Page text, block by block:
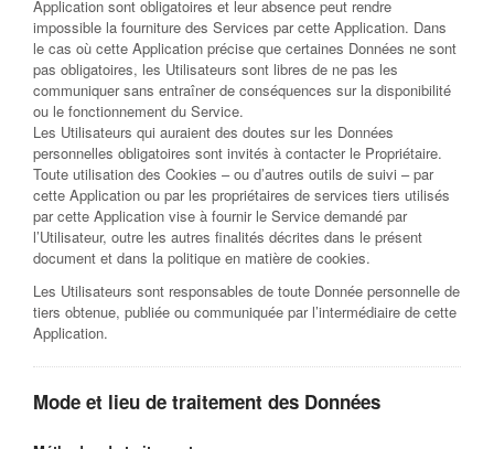
Application sont obligatoires et leur absence peut rendre
impossible la fourniture des Services par cette Application. Dans
le cas où cette Application précise que certaines Données ne sont
pas obligatoires, les Utilisateurs sont libres de ne pas les
communiquer sans entraîner de conséquences sur la disponibilité
ou le fonctionnement du Service.
Les Utilisateurs qui auraient des doutes sur les Données
personnelles obligatoires sont invités à contacter le Propriétaire.
Toute utilisation des Cookies – ou d’autres outils de suivi – par
cette Application ou par les propriétaires de services tiers utilisés
par cette Application vise à fournir le Service demandé par
l’Utilisateur, outre les autres finalités décrites dans le présent
document et dans la politique en matière de cookies.
Les Utilisateurs sont responsables de toute Donnée personnelle de
tiers obtenue, publiée ou communiquée par l’intermédiaire de cette
Application.
Mode et lieu de traitement des Données